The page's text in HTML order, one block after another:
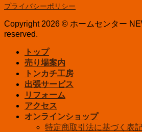
プライバシーポリシー
Copyright 2026 © ホームセンター
reserved.
トップ
売り場案内
トンカチ工房
出張サービス
リフォーム
アクセス
オンラインショップ
特定商取引法に基づく表